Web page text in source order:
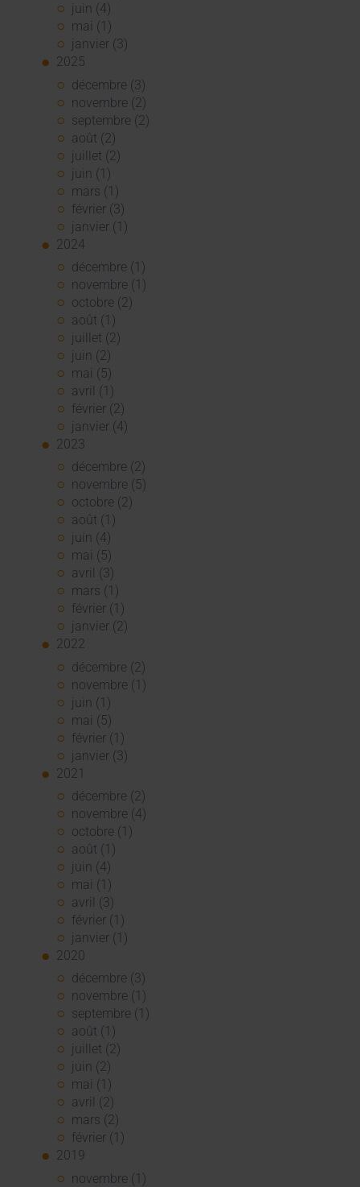
juin (4)
mai (1)
janvier (3)
2025
décembre (3)
novembre (2)
septembre (2)
août (2)
juillet (2)
juin (1)
mars (1)
février (3)
janvier (1)
2024
décembre (1)
novembre (1)
octobre (2)
août (1)
juillet (2)
juin (2)
mai (5)
avril (1)
février (2)
janvier (4)
2023
décembre (2)
novembre (5)
octobre (2)
août (1)
juin (4)
mai (5)
avril (3)
mars (1)
février (1)
janvier (2)
2022
décembre (2)
novembre (1)
juin (1)
mai (5)
février (1)
janvier (3)
2021
décembre (2)
novembre (4)
octobre (1)
août (1)
juin (4)
mai (1)
avril (3)
février (1)
janvier (1)
2020
décembre (3)
novembre (1)
septembre (1)
août (1)
juillet (2)
juin (2)
mai (1)
avril (2)
mars (2)
février (1)
2019
novembre (1)